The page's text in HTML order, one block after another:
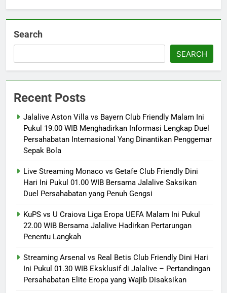
Search
SEARCH
Recent Posts
Jalalive Aston Villa vs Bayern Club Friendly Malam Ini
Pukul 19.00 WIB Menghadirkan Informasi Lengkap Duel
Persahabatan Internasional Yang Dinantikan Penggemar
Sepak Bola
Live Streaming Monaco vs Getafe Club Friendly Dini
Hari Ini Pukul 01.00 WIB Bersama Jalalive Saksikan
Duel Persahabatan yang Penuh Gengsi
KuPS vs U Craiova Liga Eropa UEFA Malam Ini Pukul
22.00 WIB Bersama Jalalive Hadirkan Pertarungan
Penentu Langkah
Streaming Arsenal vs Real Betis Club Friendly Dini Hari
Ini Pukul 01.30 WIB Eksklusif di Jalalive – Pertandingan
Persahabatan Elite Eropa yang Wajib Disaksikan